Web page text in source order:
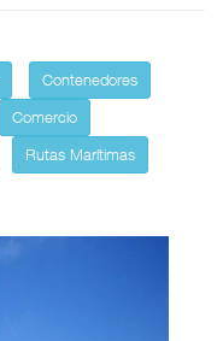
Contenedores
Comercio
Rutas Marítimas